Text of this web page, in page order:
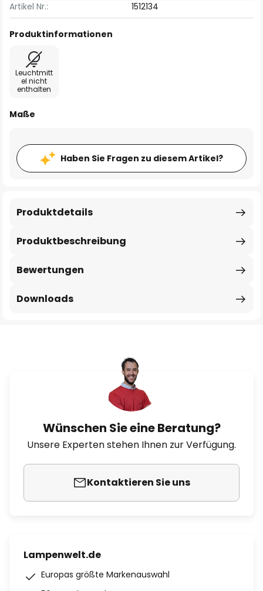
Artikel Nr.:
1512134
Produktinformationen
Leuchtmitt
el nicht
enthalten
Maße
Haben Sie Fragen zu diesem Artikel?
Produktbeschreibung
Produktdetails
Bewertungen
Downloads
Wünschen Sie eine Beratung?
Unsere Experten stehen Ihnen zur Verfügung.
Kontaktieren Sie uns
Lampenwelt.de
Europas größte Markenauswahl